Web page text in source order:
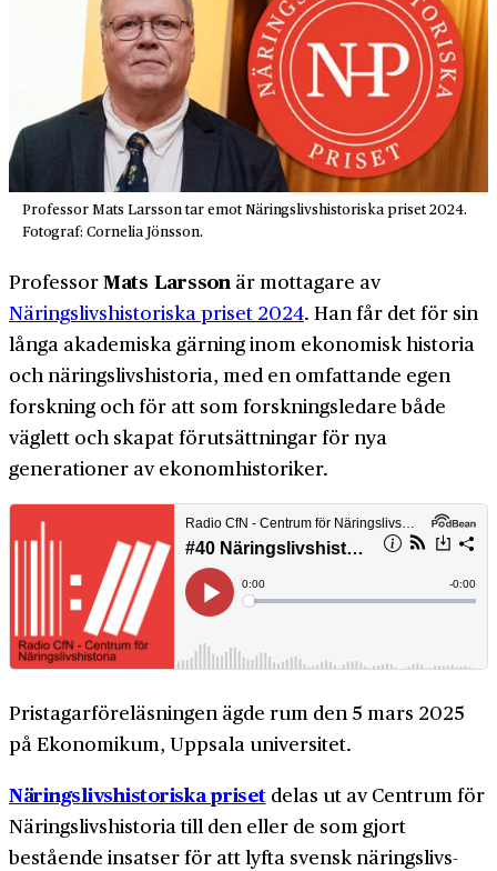
Professor Mats Larsson tar emot Näringslivshistoriska priset 2024.
Fotograf: Cornelia Jönsson.
ProfessorMats Larssonär mot­tagare av
Näringslivshistoriska priset 2024. Han får det för sin
långa akademiska gärning inom ekonomisk historia
och närings­livs­historia, med en omfattande egen
forskning och för att som forsk­nings­­­ledare både
väglett och skapat förut­sättningar för nya
generationer av ekonom­historiker.
Pristagar­föreläsningen ägde rum den 5 mars 2025
på Ekonomikum, Uppsala universitet.
Närings­livs­historiska prisetdelas ut av Centrum för
Närings­livs­historia till den eller de som gjort
bestående insatser för att lyfta svensk närings­livs­